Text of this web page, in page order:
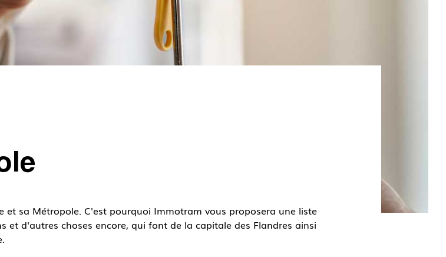
et sa Métropole. C'est pourquoi Immotram vous proposera une liste
et d'autres choses encore, qui font de la capitale des Flandres ainsi